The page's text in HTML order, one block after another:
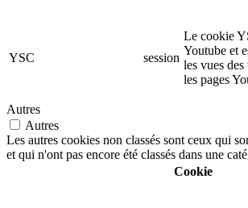
YSC session
Le cookie
Youtube et
les vues
les pages
Autres
Autres
Les autres cookies non classés sont ceux qui
et qui n'ont pas encore été classés dans une
Cookie